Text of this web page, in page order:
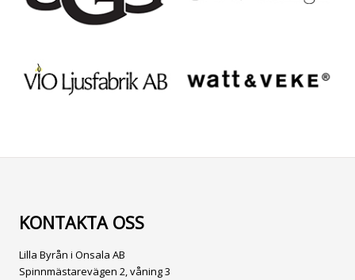
KONTAKTA OSS
Lilla Byrån i Onsala AB
Spinnmästarevägen 2, våning 3